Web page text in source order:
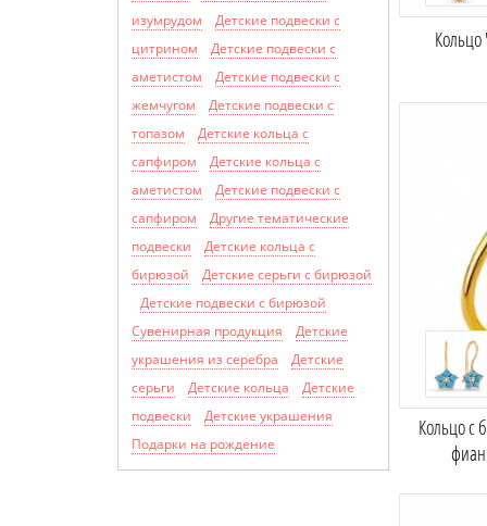
изумрудом
Детские подвески с
цитрином
Детские подвески с
аметистом
Детские подвески с
жемчугом
Детские подвески с
топазом
Детские кольца с
сапфиром
Детские кольца с
аметистом
Детские подвески с
сапфиром
Другие тематические
подвески
Детские кольца с
бирюзой
Детские серьги с бирюзой
Детские подвески с бирюзой
Сувенирная продукция
Детские
украшения из серебра
Детские
серьги
Детские кольца
Детские
подвески
Детские украшения
Подарки на рождение
Кольцо с